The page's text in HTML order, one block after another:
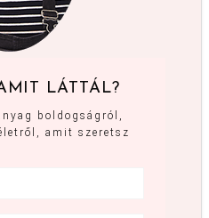
LÁTTÁL?
boldogságról,
amit szeretsz